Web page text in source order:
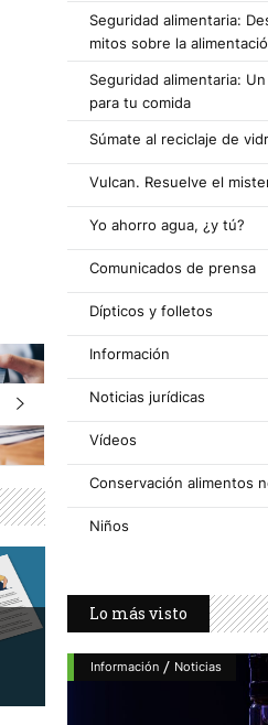
Seguridad alimentaria:
mitos sobre la
Seguridad alimentaria:
para tu comida
Súmate al reciclaje de
Vulcan. Resuelve el
Yo ahorro agua, ¿y tú?
Comunicados de prensa
Dípticos y folletos
Información
Noticias jurídicas
Vídeos
Conservación alimentos
Niños
Lo más visto
Información / Noticias